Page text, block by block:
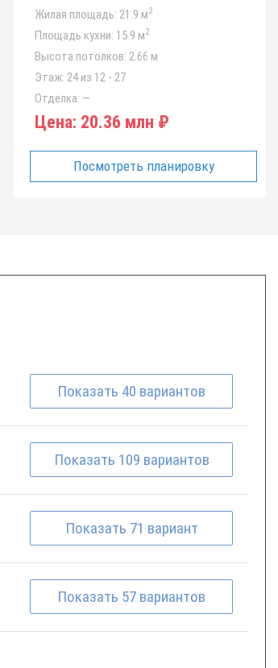
Жилая площадь: 21.9 м2
Площадь кухни: 15.9 м2
Высота потолков: 2.66 м
Этаж: 24 из 12 - 27
Отделка: —
Цена: 20.36 млн ₽
Посмотреть планировку
Показать 40 вариантов
Показать 109 вариантов
Показать 71 вариант
Показать 57 вариантов